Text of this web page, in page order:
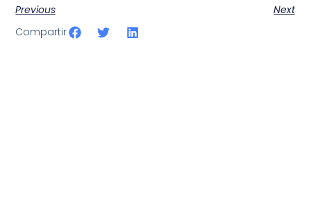
Previous
Next
Compartir